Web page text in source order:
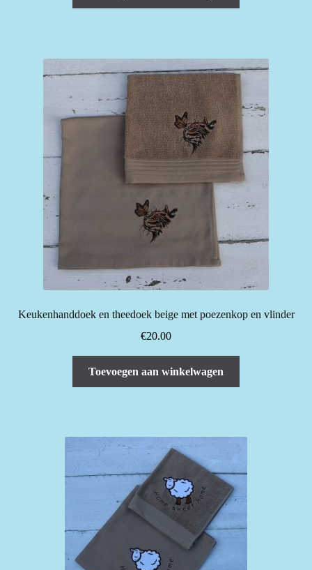
Keukenhanddoek en theedoek beige met poezenkop en vlinder
€20.00
Toevoegen aan winkelwagen